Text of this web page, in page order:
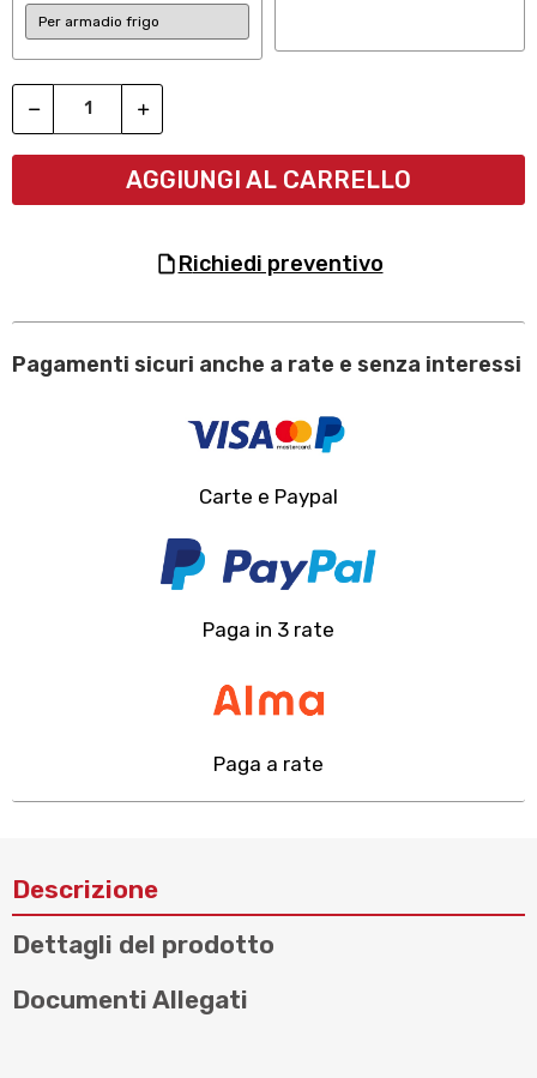
AGGIUNGI AL CARRELLO
richiedi preventivo
Pagamenti sicuri anche a rate e senza interessi
Carte e Paypal
Paga in 3 rate
Paga a rate
Descrizione
Dettagli del prodotto
Documenti Allegati